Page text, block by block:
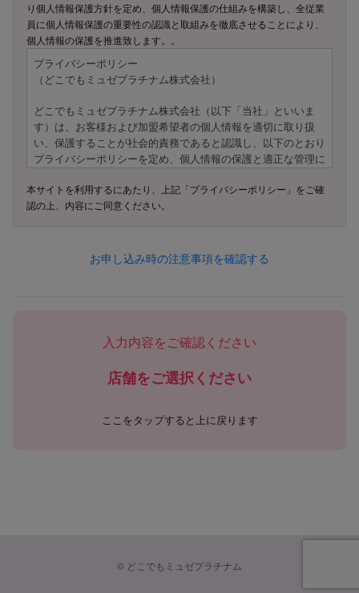
り個人情報保護方針を定め、個人情報保護の仕組みを構築し、全従業
員に個人情報保護の重要性の認識と取組みを徹底させることにより、
個人情報の保護を推進致します。。
プライバシーポリシー
（どこでもミュゼプラチナム株式会社）
どこでもミュゼプラチナム株式会社（以下「当社」といいま
す）は、お客様および加盟希望者の個人情報を適切に取り扱
い、保護することが社会的責務であると認識し、以下のとおり
プライバシーポリシーを定め、個人情報の保護と適正な管理に
---
本ポリシーにおける「個人情報」とは、以下のいずれかに該当
日、性別など個人を識別できる情報
・学歴、職歴、保有資格等、採用選考応募に関連する情報
（3）ウェブサイトやアプリ利用によって自動的に取得される
本サイトを利用するにあたり、上記「プライバシーポリシー」をご確
認の上、内容にご同意ください。
お申し込み時の注意事項を確認する
入力内容をご確認ください
店舗をご選択ください
ここをタップすると上に戻ります
© どこでもミュゼプラチナム